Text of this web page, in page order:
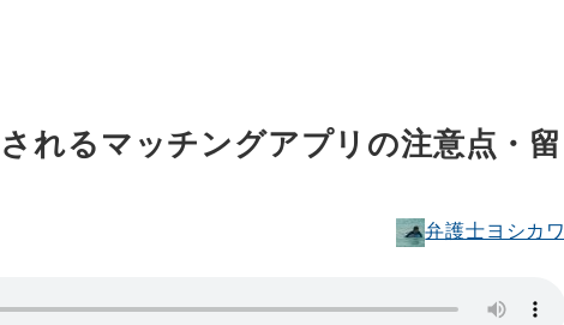
れるマッチングアプリの注意点・留
弁護士ヨシカワ